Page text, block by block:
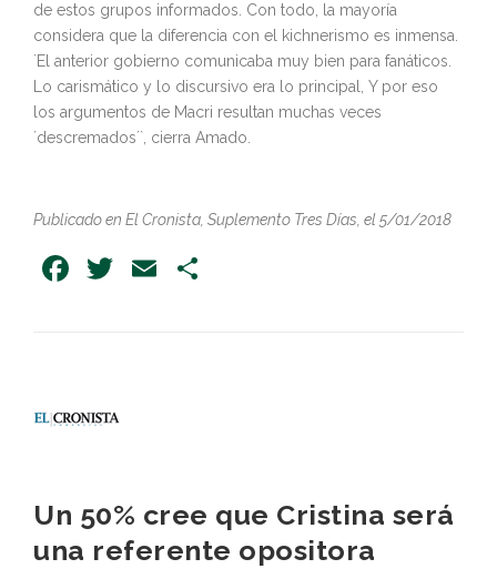
de estos grupos informados. Con todo, la mayoría
considera que la diferencia con el kichnerismo es inmensa.
`El anterior gobierno comunicaba muy bien para fanáticos.
Lo carismático y lo discursivo era lo principal, Y por eso
los argumentos de Macri resultan muchas veces
´descremados´`, cierra Amado.
Publicado en El Cronista, Suplemento Tres Días, el 5/01/2018
Facebook
Twitter
Email
Un 50% cree que Cristina será
una referente opositora